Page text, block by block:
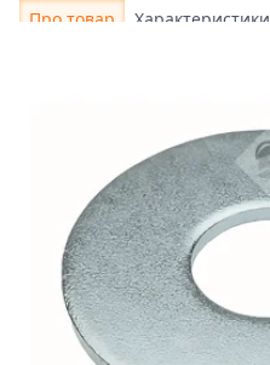
Про товар Характеристики